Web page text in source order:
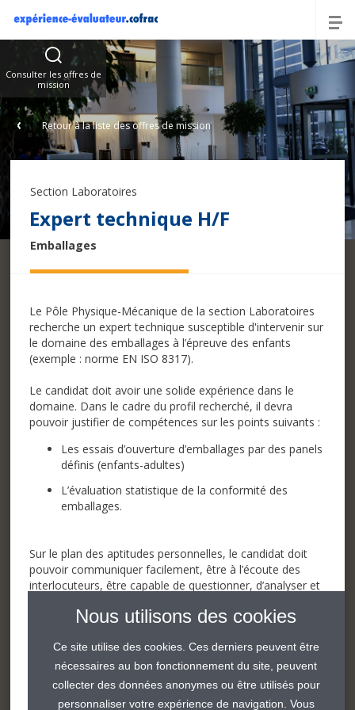
Retour à la liste des offres de mission
Section Laboratoires
Expert technique H/F
Emballages
Le Pôle Physique-Mécanique de la section Laboratoires
recherche un expert technique susceptible d'intervenir sur
le domaine des emballages à l’épreuve des enfants
(exemple : norme EN ISO 8317).
Le candidat doit avoir une solide expérience dans le
domaine. Dans le cadre du profil recherché, il devra
pouvoir justifier de compétences sur les points suivants :
Les essais d’ouverture d’emballages par des panels
définis (enfants-adultes)
L’évaluation statistique de la conformité des
emballages.
Sur le plan des aptitudes personnelles, le candidat doit
pouvoir communiquer facilement, être à l’écoute des
interlocuteurs, être capable de questionner, d’analyser et
Offres
Consulter les offres de
mission
Nous utilisons des cookies
Ce site utilise des cookies. Ces derniers peuvent être
nécessaires au bon fonctionnement du site, peuvent
collecter des données anonymes ou être utilisés pour
personnaliser votre expérience de navigation. Vous